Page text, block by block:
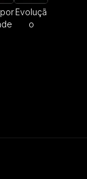
Evoluçã
o